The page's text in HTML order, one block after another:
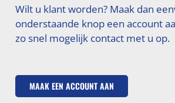
Wilt u klant worden? Maak dan
onderstaande knop een account
zo snel mogelijk contact met u op.
MAAK EEN ACCOUNT AAN